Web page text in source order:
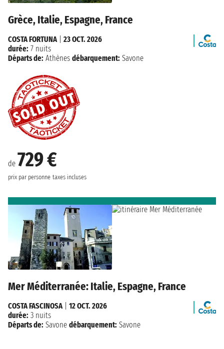
Grèce, Italie, Espagne, France
de 729 €
prix par personne taxes incluses
COSTA FORTUNA| 23 OCT. 2026
durée: 7 nuits
Départs de: Athènes débarquement: Savone
Mer Méditerranée: Italie, Espagne, France
COSTA FASCINOSA| 12 OCT. 2026
durée: 3 nuits
Départs de: Savone débarquement: Savone